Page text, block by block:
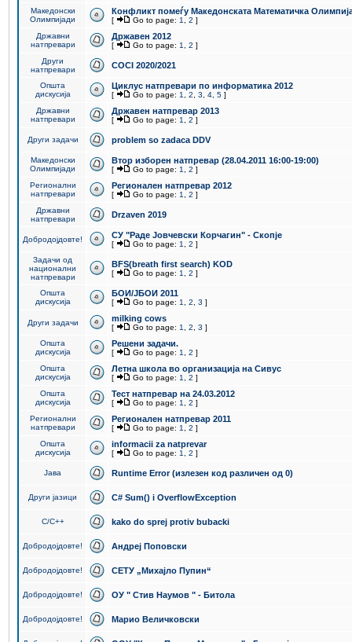
Македонски
Олимпијади
Конфликт помеѓу Македонската Математичка
[ Go to page: 1 2 ]
Државни
натпревари
Државен 2012
[ Go to page: 1 2 ]
Други
натпревари
COCI 2020/2021
Општа
дискусија
Циклус натпревари по информатика 2012
[ Go to page: 1 2 3 4 5 ]
Државни
натпревари
Државен натпревар 2013
[ Go to page: 1 2 ]
Други задачи problem so zadaca DDV
Македонски
Олимпијади
Втор изборен натпревар (28.04.2011 16:00-19:00)
[ Go to page: 1 2 ]
Регионални
натпревари
Регионален натпревар 2012
[ Go to page: 1 2 ]
Државни
натпревари
Drzaven 2019
Добродојдовте! СУ "Раде Јовчевски Корчагин" - Скопје
[ Go to page: 1 2 ]
Задачи од
национални
натпревари
BFS(breath first search) KOD
[ Go to page: 1 2 ]
Општа
дискусија
БОИ/ЈБОИ 2011
[ Go to page: 1 2 3 ]
Други задачи milking cows
[ Go to page: 1 2 3 ]
Општа
дискусија
Решени задачи.
[ Go to page: 1 2 ]
Општа
дискусија
Летна школа во организација на Сивус
[ Go to page: 1 2 ]
Општа
дискусија
Тест натпревар на 24.03.2012
[ Go to page: 1 2 ]
Регионални
натпревари
Регионален натпревар 2011
[ Go to page: 1 2 ]
Општа
дискусија
informacii za natprevar
[ Go to page: 1 2 ]
Јава Runtime Error (излезен код различен од 0)
Други јазици C# Sum() i OverflowException
C/C++ kako do sprej protiv bubacki
Добродојдовте! Андреј Поповски
Добродојдовте! СЕТУ „Михајло Пупин“
Добродојдовте! ОУ " Стив Наумов " - Битола
Добродојдовте! Марио Величковски